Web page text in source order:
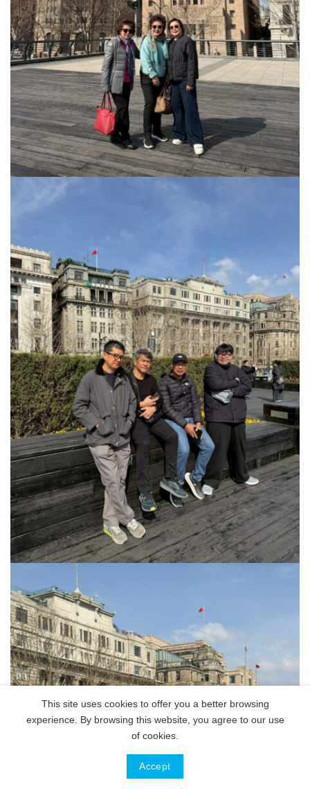
This site uses cookies to offer you a better browsing
experience. By browsing this website, you agree to our use
of cookies.
Accept